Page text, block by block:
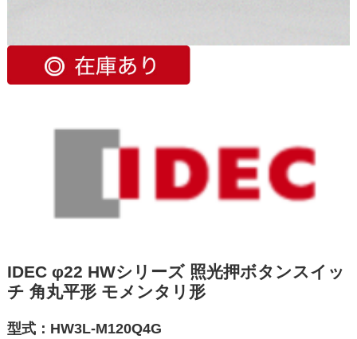
IDEC φ22 HWシリーズ 照光押ボタンスイッ
チ 角丸平形 モメンタリ形
型式：HW3L-M120Q4G